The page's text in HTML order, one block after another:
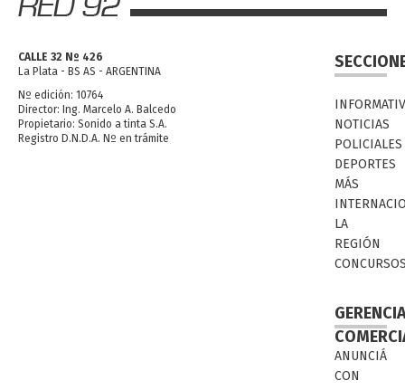
CALLE 32 Nº 426
La Plata - BS AS - ARGENTINA
Nº edición: 10764
Director: Ing. Marcelo A. Balcedo
Propietario: Sonido a tinta S.A.
Registro D.N.D.A. Nº en trámite
NOTICIAS
POLICIALES
DEPORTES
MÁS
LA
REGIÓN
ANUNCIÁ
CON